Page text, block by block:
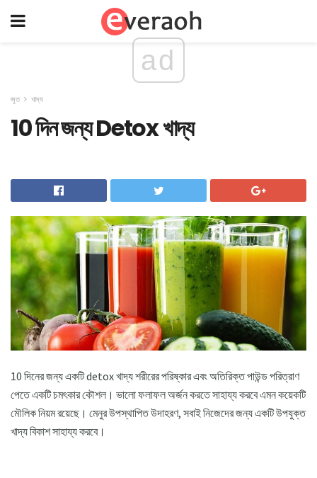
ad
জুত খাদ্য
10 দিন জন্য Detox খাদ্য
10 দিনের জন্য একটি detox খাদ্য শরীরের পরিষ্কার এবং অতিরিক্ত পাউন্ড পরিত্রাণ
পেতে একটি চমৎকার কৌশল। ভালো ফলাফল অর্জন করতে সাহায্য করবে এমন কয়েকটি
মৌলিক নিয়ম রয়েছে। মেনুর উপস্থাপিত উদাহরণ, সবাই নিজেদের জন্য একটি উপযুক্ত
খাদ্য বিকাশ সাহায্য করবে।